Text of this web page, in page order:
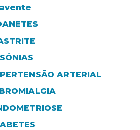
ARTERIAL